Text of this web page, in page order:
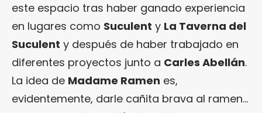
este espacio tras haber ganado experiencia
en lugares como Suculent y La Taverna del
Suculent y después de haber trabajado en
diferentes proyectos junto a Carles Abellán.
La idea de Madame Ramen es,
evidentemente, darle cañita brava al ramen…